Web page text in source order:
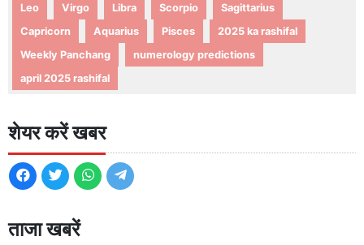
Leo
Virgo Libra Scorpio
Sagittarius
Capricorn
Aquarius Pisces
2025 ka rashifal
Weekly Panchang
numerology predictions
april 2025 rashifal
शेयर करें खबर
ताजा खबरें